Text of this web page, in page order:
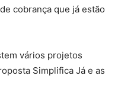
cobrança que já estão
vários projetos
Simplifica Já e as